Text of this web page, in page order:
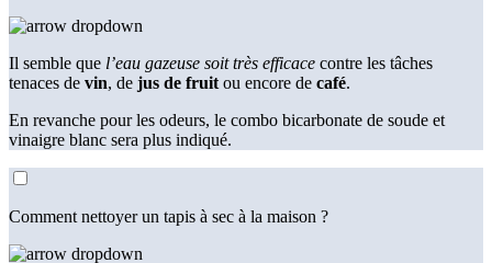
Il semble que l’eau gazeuse soit très efficace contre les tâches
tenaces de vin, de jus de fruit ou encore de café.
En revanche pour les odeurs, le combo bicarbonate de soude et
vinaigre blanc sera plus indiqué.
Comment nettoyer un tapis à sec à la maison ?